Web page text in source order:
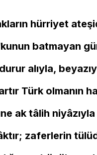
hürriyet
batmayan
alıyla,
Türk olmanın
ak tâlih niyâzıyla
zaferlerin